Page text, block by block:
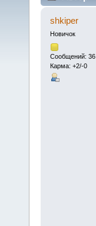
shkiper
Новичок
Сообщений: 36
Карма: +2/-0